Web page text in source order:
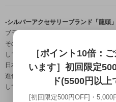
-シルバーアクセサリーブランド「龍頭
ブランド名の「龍頭」とは梵鐘の最上
その良し悪しで鐘の風格さえも変えて
しており、
日本古来から受け継がれている銀器の
進化する伝統をコンセプトに身に付け
しております。
［ポイント10倍：
います］初回限定
ド(5500円以上
[初回限定500円OFF]・